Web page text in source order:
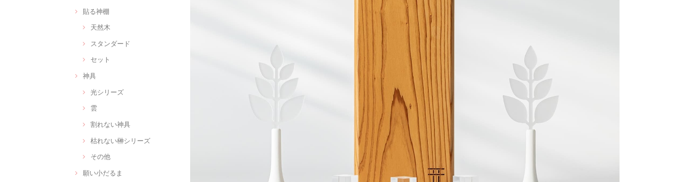
貼る神棚
天然木
スタンダード
セット
神具
光シリーズ
雲
割れない神具
枯れない榊シリーズ
その他
願い小だるま